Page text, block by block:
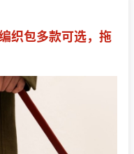
织包多款可选，拖